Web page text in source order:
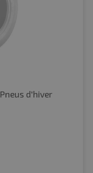
Pneus d'hiver